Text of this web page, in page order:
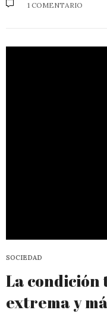
1 COMENTARIO
SOCIEDAD
La
extrema y